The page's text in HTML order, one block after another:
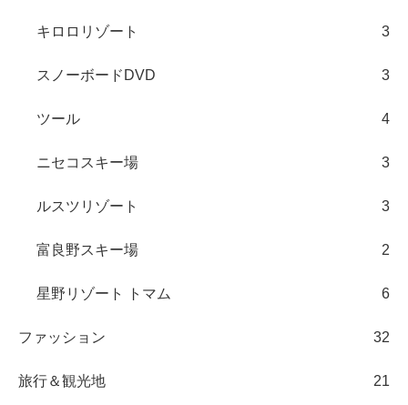
キロロリゾート 3
スノーボードDVD 3
ツール 4
ニセコスキー場 3
ルスツリゾート 3
富良野スキー場 2
星野リゾート トマム 6
ファッション 32
旅行＆観光地 21